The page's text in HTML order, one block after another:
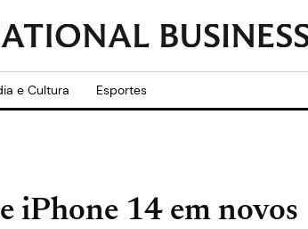
e Cultura Esportes
iPhone 14 em novos